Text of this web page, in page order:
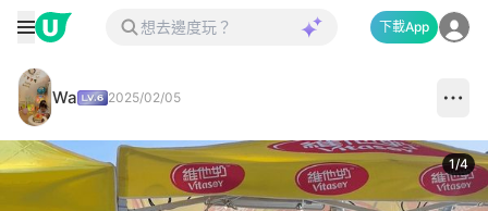
下載App
Wa 2025/02/05
1/4